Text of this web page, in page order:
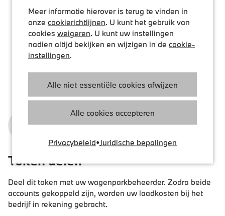
Token delen
Deel dit token met uw wagenparkbeheerder. Zodra beide
accounts gekoppeld zijn, worden uw laadkosten bij het
bedrijf in rekening gebracht.
Meer informatie hierover is terug te vinden in
onze cookierichtlijnen. U kunt het gebruik van
cookies weigeren. U kunt uw instellingen
nadien altijd bekijken en wijzigen in de cookie-
instellingen.
Alle niet-essentiële cookies afwijzen
Alle cookies accepteren
Privacybeleid•Juridische bepalingen